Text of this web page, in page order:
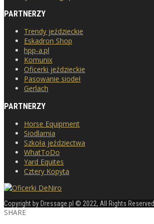
PARTNERZY
Trendy jeździeckie
Eskadron Shop
hpp-a.pl
Komunix
Oficerki jeździeckie
Pasowanie siodeł
Gerlach
PARTNERZY
Horse Equipment
Siodlarnia
Szkoła jeździectwa
WhatToDo
Yard Equites
Cztery Kopyta
Copyright by Dressage.pl © 2022, All Rights Reserved.
SHARE